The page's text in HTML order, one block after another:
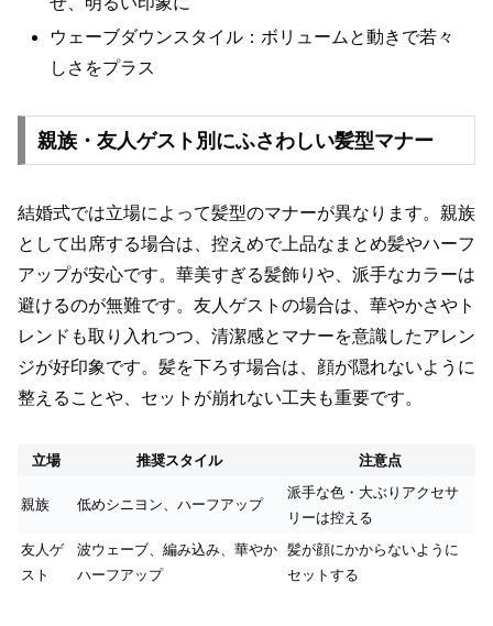
ウェーブダウンスタイル：ボリュームと動きで若々
しさをプラス
親族・友人ゲスト別にふさわしい髪型マナー
結婚式では立場によって髪型のマナーが異なります。親族
として出席する場合は、控えめで上品なまとめ髪やハーフ
アップが安心です。華美すぎる髪飾りや、派手なカラーは
避けるのが無難です。友人ゲストの場合は、華やかさやト
レンドも取り入れつつ、清潔感とマナーを意識したアレン
ジが好印象です。髪を下ろす場合は、顔が隠れないように
整えることや、セットが崩れない工夫も重要です。
立場 推奨スタイル 注意点
親族 低めシニヨン、ハーフアップ
派手な色・大ぶりアクセサ
リーは控える
友人ゲ
スト
波ウェーブ、編み込み、華やか
ハーフアップ
髪が顔にかからないように
セットする